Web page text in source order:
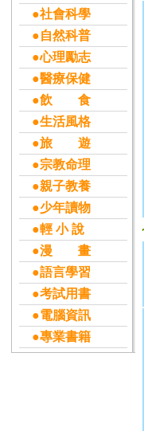
●社會科學
●自然科普
●心理勵志
●醫療保健
●飲 食
●生活風格
●旅 遊
●宗教命理
●親子教養
●少年讀物
●輕 小 說
●漫 畫
●語言學習
●考試用書
●電腦資訊
●專業書籍